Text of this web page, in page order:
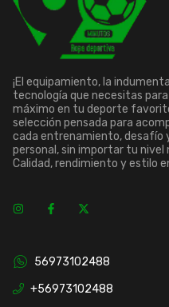
¡El equipamiento, la
tecnología que necesitas para
máximo en tu deporte
selección pensada para
cada entrenamiento, desafío
personal, sin importar tu nivel
Calidad, rendimiento y estilo
56973102488
+56973102488